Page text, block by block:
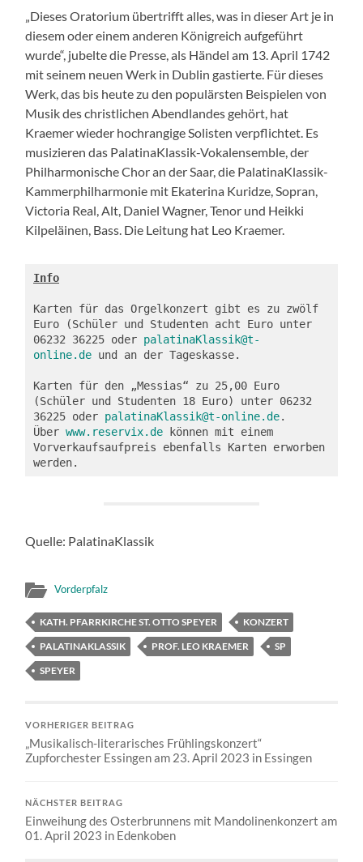
„Dieses Oratorium übertrifft alles, was in dieser Art je in
diesem oder einem anderen Königreich aufgeführt
wurde“, jubelte die Presse, als Händel am 13. April 1742
mit seinem neuen Werk in Dublin gastierte. Für dieses
Werk, das bis heute zu den populärsten Beispielen von
Musik des christlichen Abendlandes gehört, hat
Kraemer wieder hochrangige Solisten verpflichtet. Es
musizieren das PalatinaKlassik-Vokalensemble, der
Philharmonische Chor an der Saar, die PalatinaKlassik-
Kammerphilharmonie mit Ekaterina Kuridze, Sopran,
Victoria Real, Alt, Daniel Wagner, Tenor und Heikki
Kilpeläinen, Bass. Die Leitung hat Leo Kraemer.
Info
Karten für das Orgelkonzert gibt es zu zwölf
Euro (Schüler und Studenten acht Euro unter
06232 36225 oder palatinaKlassik@t-
online.de und an der Tageskasse.
Karten für den „Messias“ zu 25,00 Euro
(Schüler und Studenten 18 Euro) unter 06232
36225 oder palatinaKlassik@t-online.de.
Über www.reservix.de können mit einem
Vorverkaufsaufpreis ebenfalls Karten erworben
werden.
Quelle: PalatinaKlassik
Vorderpfalz
KATH. PFARRKIRCHE ST. OTTO SPEYER
KONZERT
PALATINAKLASSIK
PROF. LEO KRAEMER
SP
SPEYER
VORHERIGER BEITRAG
„Musikalisch-literarisches Frühlingskonzert“
Zupforchester Essingen am 23. April 2023 in Essingen
NÄCHSTER BEITRAG
Einweihung des Osterbrunnens mit Mandolinenkonzert am
01. April 2023 in Edenkoben